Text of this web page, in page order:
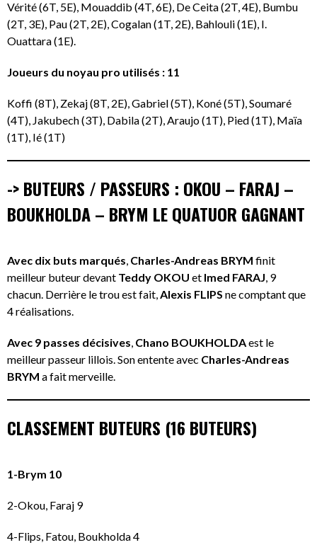
Vérité (6T, 5E), Mouaddib (4T, 6E), De Ceita (2T, 4E), Bumbu
(2T, 3E), Pau (2T, 2E), Cogalan (1T, 2E), Bahlouli (1E), I.
Ouattara (1E).
Joueurs du noyau pro utilisés : 11
Koffi (8T), Zekaj (8T, 2E), Gabriel (5T), Koné (5T), Soumaré
(4T), Jakubech (3T), Dabila (2T), Araujo (1T), Pied (1T), Maïa
(1T), Ié (1T)
-> BUTEURS / PASSEURS : OKOU – FARAJ –
BOUKHOLDA – BRYM LE QUATUOR GAGNANT
Avec dix buts marqués, Charles-Andreas BRYM finit
meilleur buteur devant Teddy OKOU et Imed FARAJ, 9
chacun. Derrière le trou est fait,Alexis FLIPS ne comptant que
4 réalisations.
Avec 9 passes décisives, Chano BOUKHOLDAest le
meilleur passeur lillois. Son entente avec Charles-Andreas
BRYM a fait merveille.
CLASSEMENT BUTEURS (16 BUTEURS)
1-Brym 10
2-Okou, Faraj 9
4-Flips, Fatou, Boukholda 4